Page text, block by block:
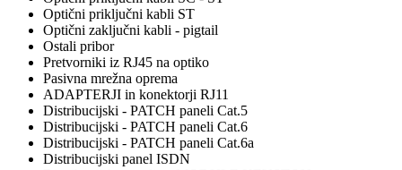
Optični priključni kabli ST
Optični zaključni kabli - pigtail
Ostali pribor
Pretvorniki iz RJ45 na optiko
Pasivna mrežna oprema
ADAPTERJI in konektorji RJ11
Distribucijski - PATCH paneli Cat.5
Distribucijski - PATCH paneli Cat.6
Distribucijski - PATCH paneli Cat.6a
Distribucijski panel ISDN